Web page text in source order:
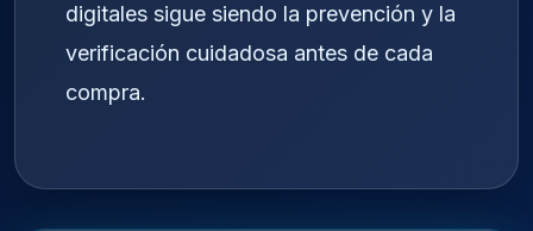
digitales sigue siendo la prevención y la
verificación cuidadosa antes de cada
compra.